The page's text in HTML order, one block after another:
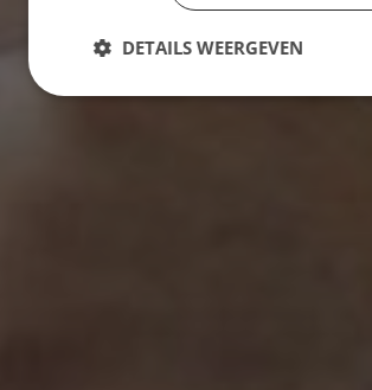
DETAILS WEERGEVEN